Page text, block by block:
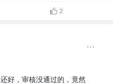
2
好，审核没通过的，竟然